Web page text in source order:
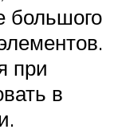
большого
при
в